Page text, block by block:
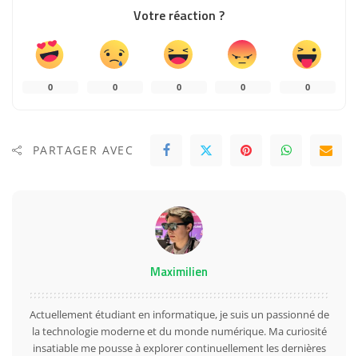
Votre réaction ?
0 0 0 0 0
PARTAGER AVEC
Maximilien
Actuellement étudiant en informatique, je suis un passionné de
la technologie moderne et du monde numérique. Ma curiosité
insatiable me pousse à explorer continuellement les dernières